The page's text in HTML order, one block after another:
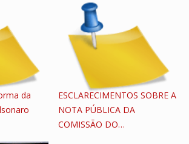
da
ESCLARECIMENTOS SOBRE A
NOTA PÚBLICA DA
COMISSÃO DO…